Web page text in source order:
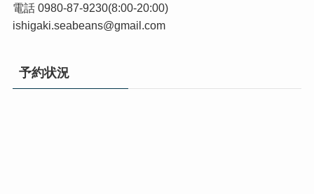
電話 0980-87-9230(8:00-20:00)
ishigaki.seabeans@gmail.com
予約状況